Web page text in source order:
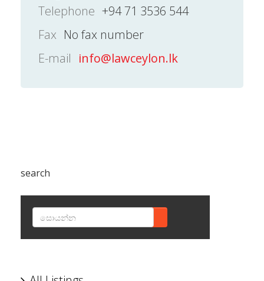
Telephone +94 71 3536 544
Fax No fax number
E-mail info@lawceylon.lk
search